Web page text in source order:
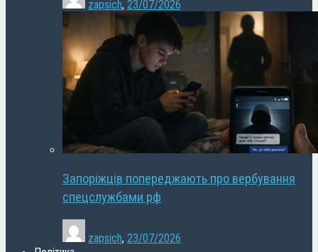
zapsich, 23/07/2026
Запоріжців попереджають про вербування
спецслужбами рф
zapsich, 23/07/2026